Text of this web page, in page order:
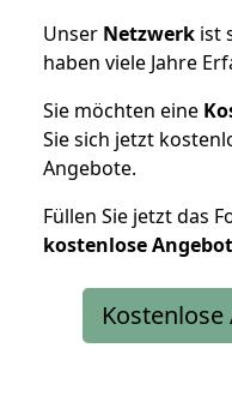
Unser Netzwerk ist
haben viele Jahre
Sie möchten eine
Sie sich jetzt
Angebote.
Füllen Sie jetzt das
kostenlose